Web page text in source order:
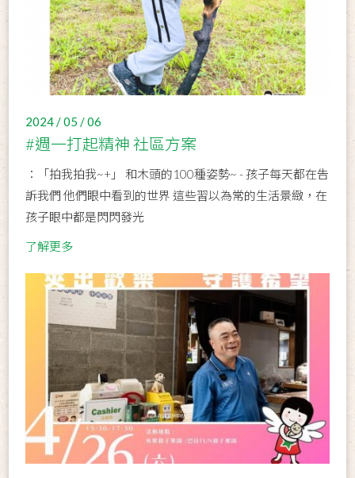
2024 / 05 / 06
#週一打起精神 社區方案
：「拍我拍我~+」 和木頭的100種姿勢~ - 孩子每天都在告
訴我們 他們眼中看到的世界 這些習以為常的生活景緻，在
孩子眼中都是閃閃發光
了解更多